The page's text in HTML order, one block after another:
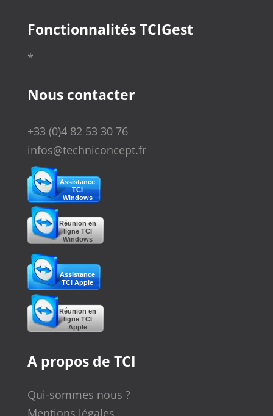
Fonctionnalités TCIGest
*
Nous contacter
+33 (0)4 82 53 30 76
infos@techniconcept.fr
Assistance
TCI
Windows
Réunion en
ligne TCI
Windows
Assistance
TCI Apple
Réunion en
ligne TCI
Apple
A propos de TCI
Qui-sommes nous ?
Mentions légales